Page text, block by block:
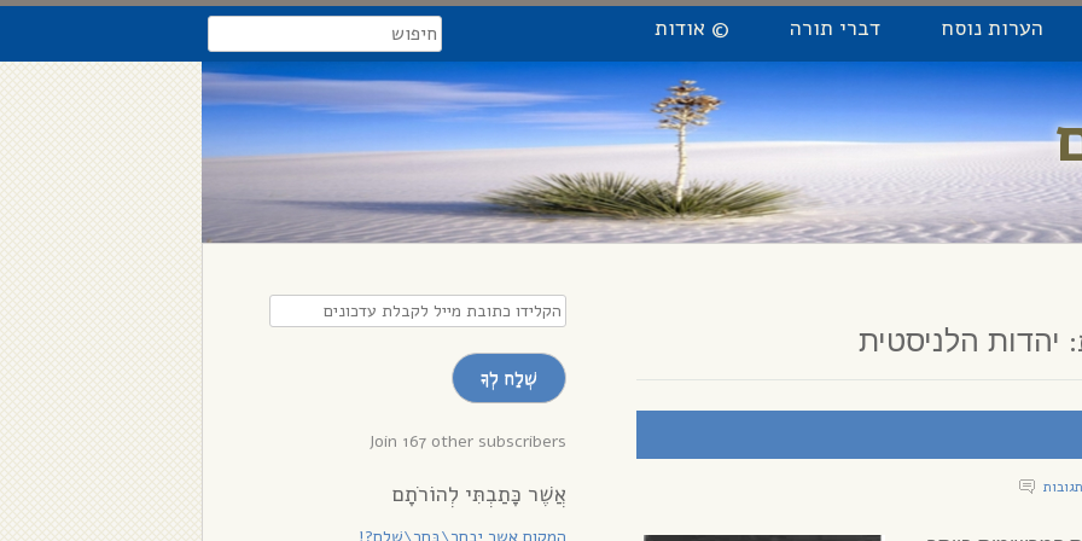
הערות נוסח דברי תורה © אודות search
יהדות הלניסטית
הקלידו
כתובת
מייל
לקבלת
עדכונים
שְׁלַח לְךָ
Join 167 other subscribers
אֲשֶׁר כָּתַבְתִּי לְהוֹרֹתָם